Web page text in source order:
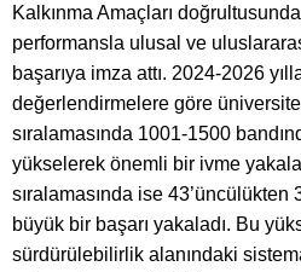
Kalkınma Amaçları
performansla ulusal ve
başarıya imza attı. 2024-2026
değerlendirmelere göre
sıralamasında 1001-1500
yükselerek önemli bir ivme
sıralamasında ise 43’üncülükten
büyük bir başarı yakaladı. Bu
sürdürülebilirlik alanındaki